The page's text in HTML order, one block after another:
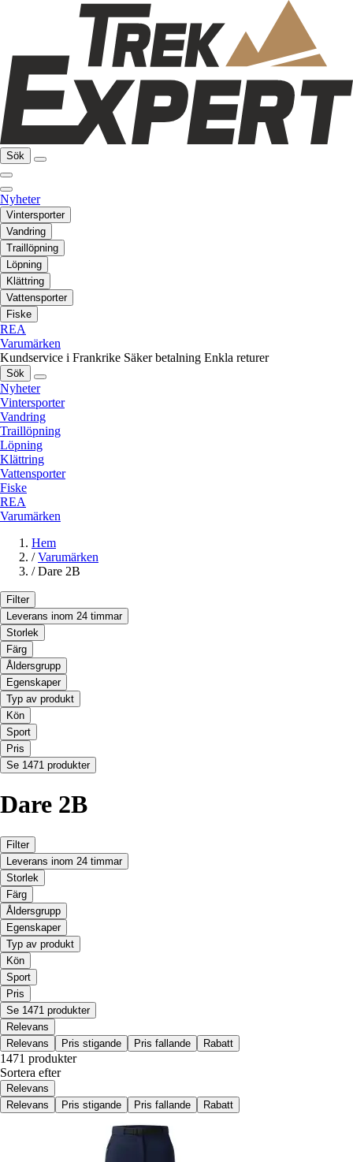
Sök
Nyheter
Vintersporter
Vandring
Traillöpning
Löpning
Klättring
Vattensporter
Fiske
REA
Varumärken
Kundservice i Frankrike Säker betalning Enkla returer
Sök
Nyheter
Vintersporter
Vandring
Traillöpning
Löpning
Klättring
Vattensporter
Fiske
REA
Varumärken
Hem
/ Varumärken
/ Dare 2B
Filter
Leverans inom 24 timmar
Storlek
Färg
Åldersgrupp
Egenskaper
Typ av produkt
Kön
Sport
Pris
Se 1471 produkter
Dare 2B
Filter
Leverans inom 24 timmar
Storlek
Färg
Åldersgrupp
Egenskaper
Typ av produkt
Kön
Sport
Pris
Se 1471 produkter
Relevans
Relevans
Pris stigande Pris fallande Rabatt
1471 produkter
Sortera efter
Relevans
Relevans
Pris stigande Pris fallande Rabatt